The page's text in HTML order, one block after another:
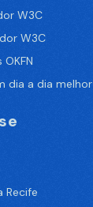
W3C
W3C
dia a dia melhor
Recife